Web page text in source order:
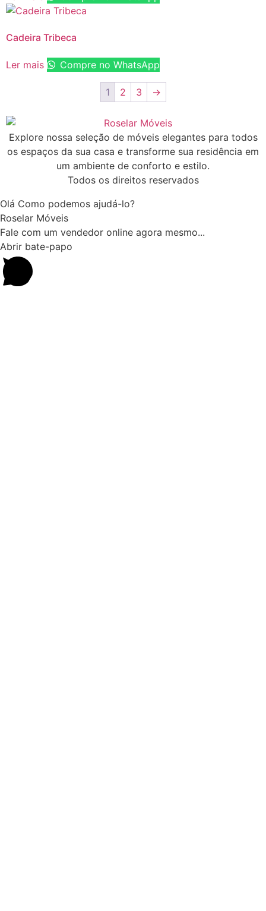
Cadeira Tribeca
Ler mais Compre no WhatsApp
1 2 3 →
Explore nossa seleção de móveis elegantes para todos
os espaços da sua casa e transforme sua residência em
um ambiente de conforto e estilo.
Todos os direitos reservados
Olá Como podemos ajudá-lo?
Roselar Móveis
Fale com um vendedor online agora mesmo...
Abrir bate-papo